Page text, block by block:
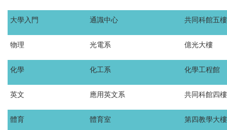
大學入門 通識中心 共同科館五樓
物理 光電系 億光大樓
化學 化工系 化學工程館
英文 應用英文系 共同科館四樓
體育 體育室 第四教學大